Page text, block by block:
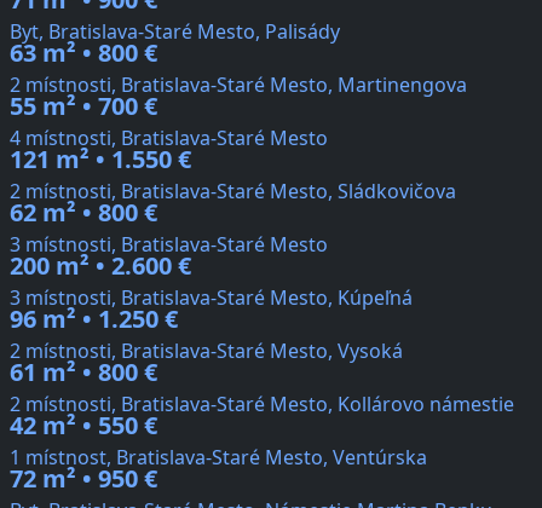
Byt, Bratislava-Staré Mesto, Palisády
63 m² • 800 €
2 místnosti, Bratislava-Staré Mesto, Martinengova
55 m² • 700 €
4 místnosti, Bratislava-Staré Mesto
121 m² • 1.550 €
2 místnosti, Bratislava-Staré Mesto, Sládkovičova
62 m² • 800 €
3 místnosti, Bratislava-Staré Mesto
200 m² • 2.600 €
3 místnosti, Bratislava-Staré Mesto, Kúpeľná
96 m² • 1.250 €
2 místnosti, Bratislava-Staré Mesto, Vysoká
61 m² • 800 €
2 místnosti, Bratislava-Staré Mesto, Kollárovo námestie
42 m² • 550 €
1 místnost, Bratislava-Staré Mesto, Ventúrska
72 m² • 950 €